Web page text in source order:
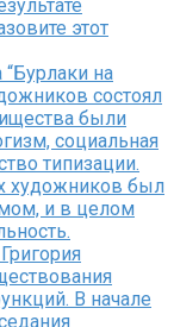
этот
на
состоял
были
социальная
типизации.
художников был
и в целом
В начале